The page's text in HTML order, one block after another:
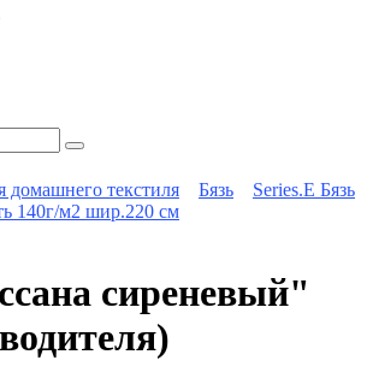
домашнего текстиля Бязь
Series.E Бязь
140г/м2 шир.220 см
сиреневый"